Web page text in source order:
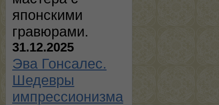
японскими
гравюрами.
31.12.2025
Эва Гонсалес.
Шедевры
импрессионизма